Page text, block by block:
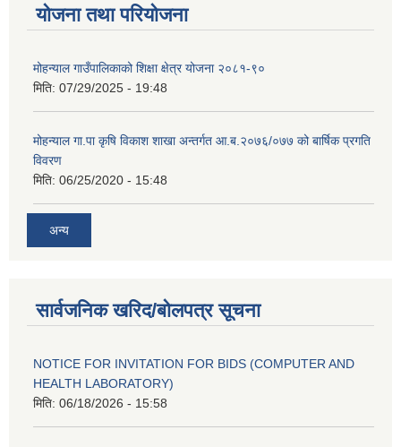
योजना तथा परियोजना
मोहन्याल गाउँपालिकाको शिक्षा क्षेत्र योजना २०८१-९०
मिति: 07/29/2025 - 19:48
मोहन्याल गा.पा कृषि विकाश शाखा अन्तर्गत आ.ब.२०७६/०७७ को बार्षिक प्रगति
विवरण
मिति: 06/25/2020 - 15:48
अन्य
सार्वजनिक खरिद/बोलपत्र सूचना
NOTICE FOR INVITATION FOR BIDS (COMPUTER AND
HEALTH LABORATORY)
मिति: 06/18/2026 - 15:58